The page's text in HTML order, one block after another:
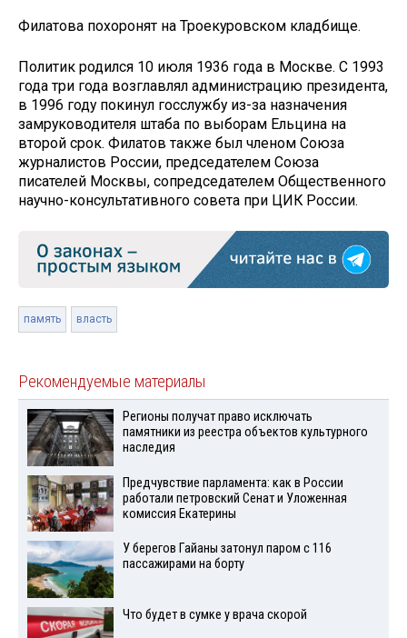
Филатова похоронят на Троекуровском кладбище.
Политик родился 10 июля 1936 года в Москве. С 1993
года три года возглавлял администрацию президента,
в 1996 году покинул госслужбу из-за назначения
замруководителя штаба по выборам Ельцина на
второй срок. Филатов также был членом Союза
журналистов России, председателем Союза
писателей Москвы, сопредседателем Общественного
научно-консультативного совета при ЦИК России.
память власть
Рекомендуемые материалы
Регионы получат право исключать
памятники из реестра объектов культурного
наследия
Предчувствие парламента: как в России
работали петровский Сенат и Уложенная
комиссия Екатерины
У берегов Гайаны затонул паром с 116
пассажирами на борту
Что будет в сумке у врача скорой